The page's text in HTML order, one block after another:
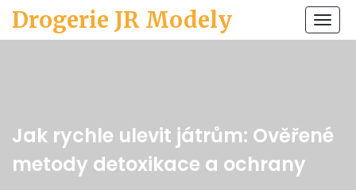
Drogerie JR Modely
Jak rychle ulevit játrům: Ověřené
metody detoxikace a ochrany